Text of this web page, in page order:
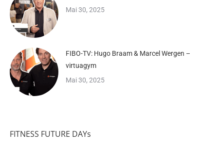
Mai 30, 2025
FIBO-TV: Hugo Braam & Marcel Wergen –
virtuagym
Mai 30, 2025
FITNESS FUTURE DAYs